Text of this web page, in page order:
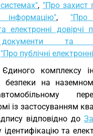
, "Про захист
, "Про
електронні довірчі
та
"Про публічні
комплексу
на
із застосуванням
відповідно до
та